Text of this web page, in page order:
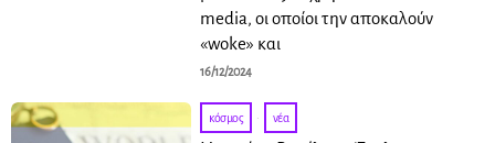
media, οι οποίοι την αποκαλούν
«woke» και
16/12/2024
κόσμος · νέα